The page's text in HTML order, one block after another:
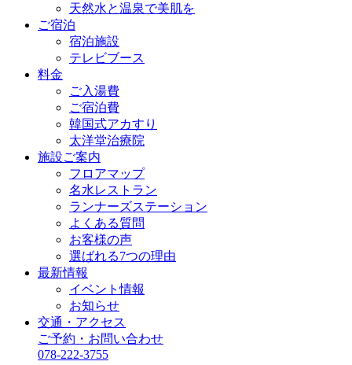
天然水と温泉で美肌を
ご宿泊
宿泊施設
テレビブース
料金
ご入湯費
ご宿泊費
韓国式アカすり
太洋堂治療院
施設ご案内
フロアマップ
名水レストラン
ランナーズステーション
よくある質問
お客様の声
選ばれる7つの理由
最新情報
イベント情報
お知らせ
交通・アクセス
ご予約・お問い合わせ
078-222-3755